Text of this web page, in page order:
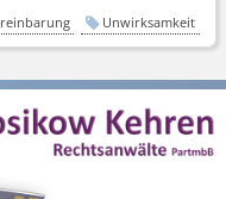
Unwirksamkeit